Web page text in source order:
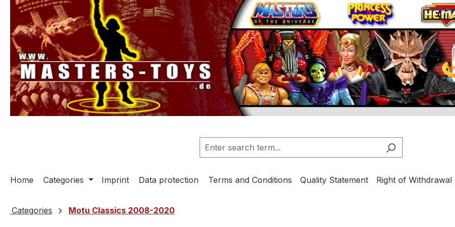
Skip to main navigation
Home Categories Imprint Data protection Terms and Conditions Quality Statement Right of Withdrawal
Categories Motu Classics 2008-2020